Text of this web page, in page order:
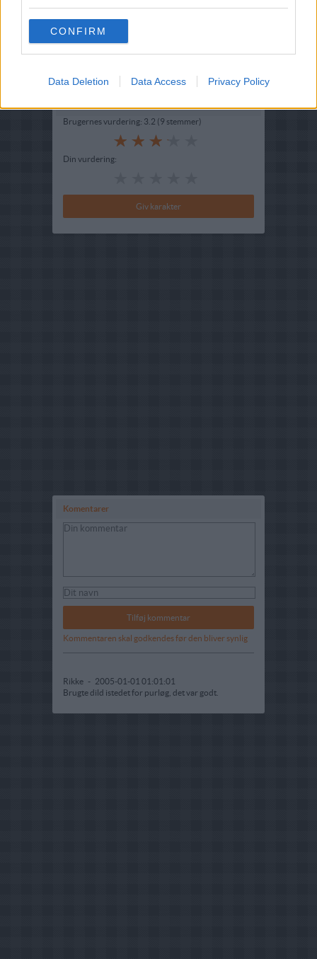
CONFIRM
Data Deletion Data Access Privacy Policy
Hovedingrediens :
Bedøm retten
Brugernes vurdering: 3.2 (9 stemmer)
Din vurdering:
Komentarer
Kommentaren skal godkendes før den bliver synlig
Rikke - 2005-01-01 01:01:01
Brugte dild istedet for purløg, det var godt.